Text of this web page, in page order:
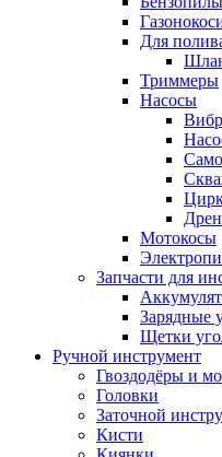
Для
Триммеры
Насосы
Мотокосы
Запчасти для
Зарядные
Щетки
Ручной инструмент
Гвоздодёры и
Головки
Заточной
Кисти